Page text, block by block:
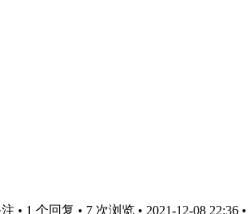
• 1 个回复 • 7 次浏览 • 2021-12-08 22:36